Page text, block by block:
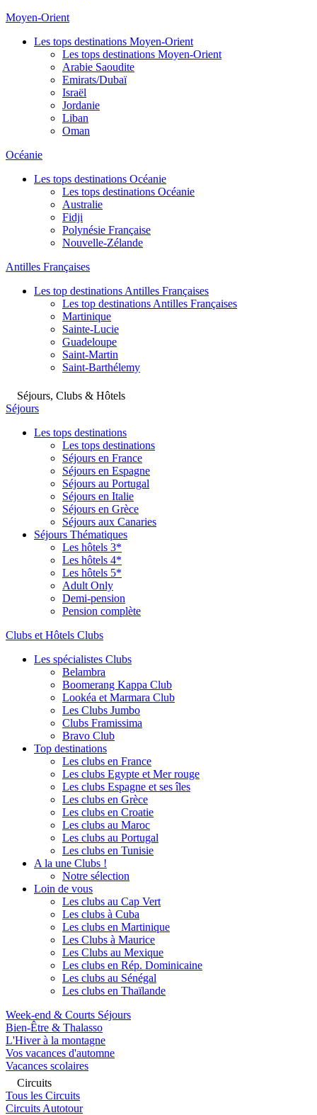
Moyen-Orient
Les tops destinations Moyen-Orient
Les tops destinations Moyen-Orient
Arabie Saoudite
Emirats/Dubaï
Israël
Jordanie
Liban
Oman
Océanie
Les tops destinations Océanie
Les tops destinations Océanie
Australie
Fidji
Polynésie Française
Nouvelle-Zélande
Antilles Françaises
Les top destinations Antilles Françaises
Les top destinations Antilles Françaises
Martinique
Sainte-Lucie
Guadeloupe
Saint-Martin
Saint-Barthélemy
Séjours, Clubs & Hôtels
Séjours
Les tops destinations
Les tops destinations
Séjours en France
Séjours en Espagne
Séjours au Portugal
Séjours en Italie
Séjours en Grèce
Séjours aux Canaries
Séjours Thématiques
Les hôtels 3*
Les hôtels 4*
Les hôtels 5*
Adult Only
Demi-pension
Pension complète
Clubs et Hôtels Clubs
Les spécialistes Clubs
Belambra
Boomerang Kappa Club
Lookéa et Marmara Club
Les Clubs Jumbo
Clubs Framissima
Bravo Club
Top destinations
Les clubs en France
Les clubs Egypte et Mer rouge
Les clubs Espagne et ses îles
Les clubs en Grèce
Les clubs en Croatie
Les clubs au Maroc
Les clubs au Portugal
Les clubs en Tunisie
A la une Clubs !
Notre sélection
Loin de vous
Les clubs au Cap Vert
Les clubs à Cuba
Les clubs en Martinique
Les Clubs à Maurice
Les Clubs au Mexique
Les clubs en Rép. Dominicaine
Les clubs au Sénégal
Les clubs en Thaïlande
Week-end & Courts Séjours
Bien-Être & Thalasso
L'Hiver à la montagne
Vos vacances d'automne
Vacances scolaires
Circuits
Tous les Circuits
Circuits Autotour